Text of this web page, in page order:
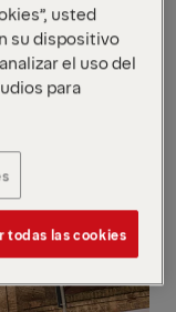
6.3 m fixed
basket/7.0 m
rotating basket
usted
su dispositivo
el uso del
para
todas las cookies